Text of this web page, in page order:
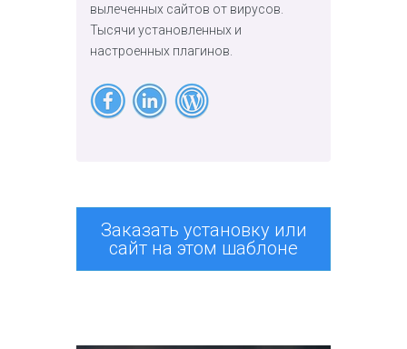
вылеченных сайтов от вирусов.
Тысячи установленных и
настроенных плагинов.
Заказать установку или
сайт на этом шаблоне